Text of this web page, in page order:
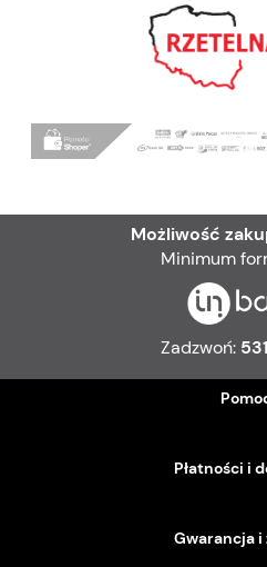
Możliwość
Minimum
Zadzwoń:
Płatności i
Gwarancja